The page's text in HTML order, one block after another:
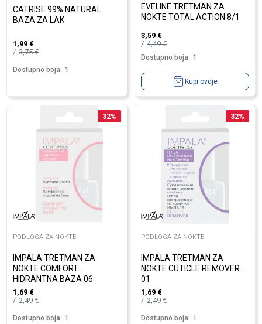
CATRISE 99% NATURAL
BAZA ZA LAK
1,99 €
3,75€
Dostupno boja: 1
EVELINE TRETMAN ZA
NOKTE TOTAL ACTION 8/1
3,59 €
4,49€
Dostupno boja: 1
Kupi ovdje
32%
PODLOGA ZA NOKTE
IMPALA TRETMAN ZA
NOKTE COMFORT
HIDRANTNA BAZA 06
1,69 €
2,49€
Dostupno boja: 1
32%
PODLOGA ZA NOKTE
IMPALA TRETMAN ZA
NOKTE CUTICLE REMOVER
01
1,69 €
2,49€
Dostupno boja: 1